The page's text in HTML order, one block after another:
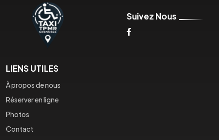
Suivez Nous
LIENS UTILES
À propos de nous
Réserver en ligne
Photos
Contact